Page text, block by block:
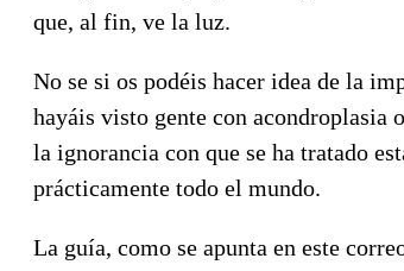
que, al fin, ve la luz.
No se si os podéis hacer idea de la
hayáis visto gente con acondroplasia
la ignorancia con que se ha tratado
prácticamente todo el mundo.
La guía, como se apunta en este